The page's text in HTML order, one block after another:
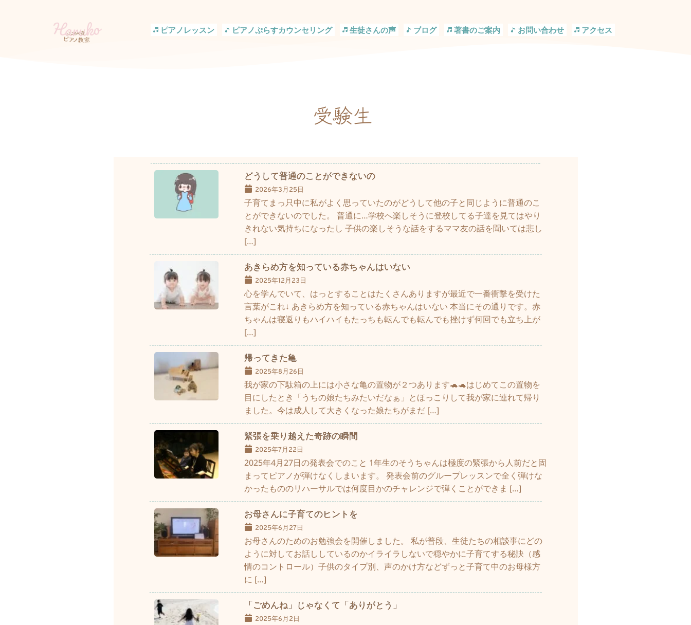
ピアノレッスン ピアノぷらすカウンセリング 生徒さんの声 ブログ 著書のご案内 お問い合わせ アクセス
受験生
どうして普通のことができないの
2026年3月25日
子育てまっ只中に私がよく思っていたのがどうして他の子と同じように普通のこ
とができないのでした。 普通に…学校へ楽しそうに登校してる子達を見てはやり
きれない気持ちになったし 子供の楽しそうな話をするママ友の話を聞いては悲し
[…]
あきらめ方を知っている赤ちゃんはいない
2025年12月23日
心を学んでいて、はっとすることはたくさんありますが最近で一番衝撃を受けた
言葉がこれ↓ あきらめ方を知っている赤ちゃんはいない 本当にその通りです。赤
ちゃんは寝返りもハイハイもたっちも転んでも転んでも挫けず何回でも立ち上が
[…]
帰ってきた亀
2025年8月26日
我が家の下駄箱の上には小さな亀の置物が２つあります🐢🐢はじめてこの置物を
目にしたとき「うちの娘たちみたいだなぁ」とほっこりして我が家に連れて帰り
ました。今は成人して大きくなった娘たちがまだ […]
緊張を乗り越えた奇跡の瞬間
2025年7月22日
2025年4月27日の発表会でのこと 1年生のそうちゃんは極度の緊張から人前だと固
まってピアノが弾けなくしまいます。 発表会前のグループレッスンで全く弾けな
かったもののリハーサルでは何度目かのチャレンジで弾くことができま […]
お母さんに子育てのヒントを
2025年6月27日
お母さんのためのお勉強会を開催しました。 私が普段、生徒たちの相談事にどの
ように対してお話ししているのかイライラしないで穏やかに子育てする秘訣（感
情のコントロール）子供のタイプ別、声のかけ方などずっと子育て中のお母様方
に […]
「ごめんね」じゃなくて「ありがとう」
2025年6月2日